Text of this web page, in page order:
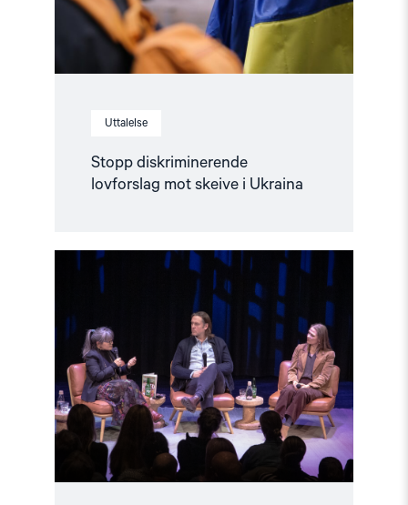
Uttalelse
Stopp diskriminerende
lovforslag mot skeive i Ukraina
Read
article
"Når
blir
hverdag"